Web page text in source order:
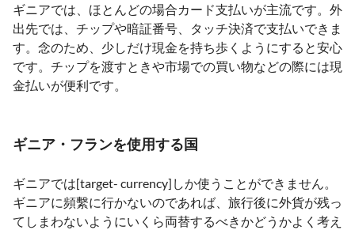
ギニアでは、ほとんどの場合カード支払いが主流です。外
出先では、チップや暗証番号、タッチ決済で支払いできま
す。念のため、少しだけ現金を持ち歩くようにすると安心
です。チップを渡すときや市場での買い物などの際には現
金払いが便利です。
ギニア・フランを使用する国
ギニアでは[target- currency]しか使うことができません。
ギニアに頻繫に行かないのであれば、旅行後に外貨が残っ
てしまわないようにいくら両替するべきかどうかよく考え